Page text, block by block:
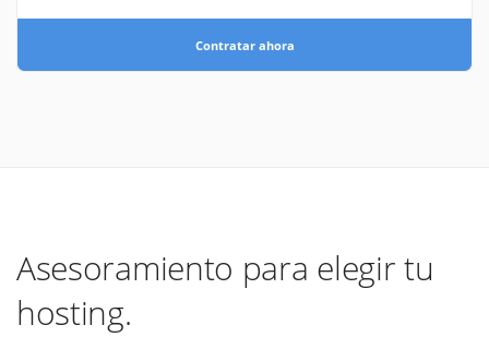
Contratar ahora
Asesoramiento para elegir tu
hosting.